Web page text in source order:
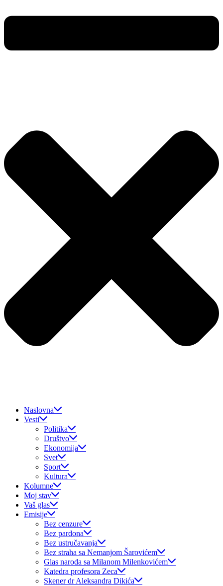
Naslovna
Vesti
Politika
Društvo
Ekonomija
Svet
Sport
Kultura
Kolumne
Moj stav
Vaš glas
Emisije
Bez cenzure
Bez pardona
Bez ustručavanja
Bez straha sa Nemanjom Šarovićem
Glas naroda sa Milanom Milenkovićem
Katedra profesora Zeca
Skener dr Aleksandra Dikića